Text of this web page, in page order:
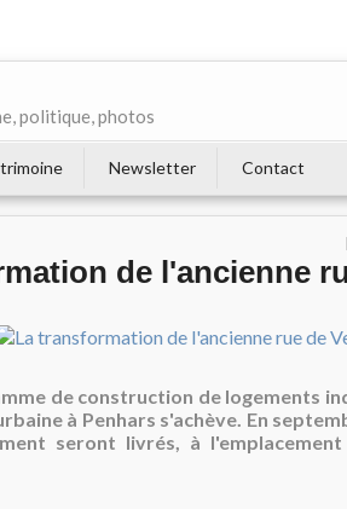
politique, photos
Newsletter Contact
de l'ancienne
de construction de logements
à Penhars s'achève. En
seront livrés, à